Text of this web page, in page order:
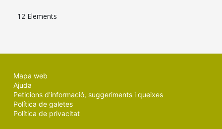
12 Elements
Mapa web
Ajuda
Peticions d'informació, suggeriments i queixes
Política de galetes
Política de privacitat